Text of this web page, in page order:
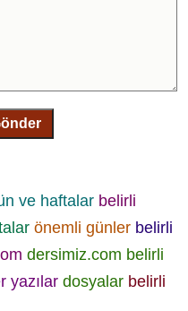
ve haftalar belirli
önemli günler belirli
dersimiz.com belirli
yazılar dosyalar belirli